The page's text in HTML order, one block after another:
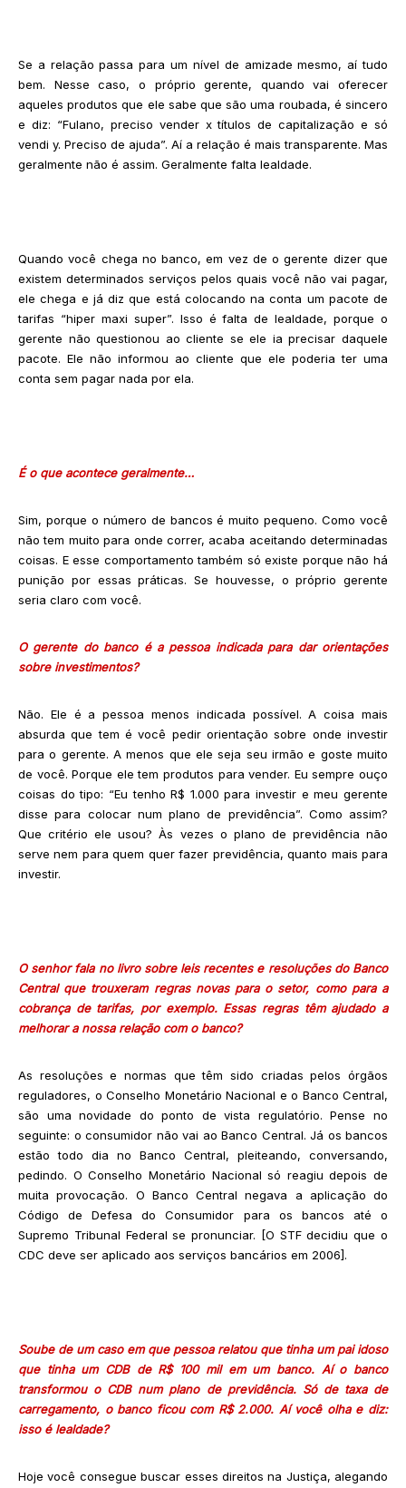
Se a relação passa para um nível de amizade mesmo, aí tudo
bem. Nesse caso, o próprio gerente, quando vai oferecer
aqueles produtos que ele sabe que são uma roubada, é sincero
e diz: “Fulano, preciso vender x títulos de capitalização e só
vendi y. Preciso de ajuda”. Aí a relação é mais transparente. Mas
geralmente não é assim. Geralmente falta lealdade.
Quando você chega no banco, em vez de o gerente dizer que
existem determinados serviços pelos quais você não vai pagar,
ele chega e já diz que está colocando na conta um pacote de
tarifas “hiper maxi super”. Isso é falta de lealdade, porque o
gerente não questionou ao cliente se ele ia precisar daquele
pacote. Ele não informou ao cliente que ele poderia ter uma
conta sem pagar nada por ela.
É o que acontece geralmente…
Sim, porque o número de bancos é muito pequeno. Como você
não tem muito para onde correr, acaba aceitando determinadas
coisas. E esse comportamento também só existe porque não há
punição por essas práticas. Se houvesse, o próprio gerente
seria claro com você.
O gerente do banco é a pessoa indicada para dar orientações
sobre investimentos?
Não. Ele é a pessoa menos indicada possível. A coisa mais
absurda que tem é você pedir orientação sobre onde investir
para o gerente. A menos que ele seja seu irmão e goste muito
de você. Porque ele tem produtos para vender. Eu sempre ouço
coisas do tipo: “Eu tenho R$ 1.000 para investir e meu gerente
disse para colocar num plano de previdência”. Como assim?
Que critério ele usou? Às vezes o plano de previdência não
serve nem para quem quer fazer previdência, quanto mais para
investir.
O senhor fala no livro sobre leis recentes e resoluções do Banco
Central que trouxeram regras novas para o setor, como para a
cobrança de tarifas, por exemplo. Essas regras têm ajudado a
melhorar a nossa relação com o banco?
As resoluções e normas que têm sido criadas pelos órgãos
reguladores, o Conselho Monetário Nacional e o Banco Central,
são uma novidade do ponto de vista regulatório. Pense no
seguinte: o consumidor não vai ao Banco Central. Já os bancos
estão todo dia no Banco Central, pleiteando, conversando,
pedindo. O Conselho Monetário Nacional só reagiu depois de
muita provocação. O Banco Central negava a aplicação do
Código de Defesa do Consumidor para os bancos até o
Supremo Tribunal Federal se pronunciar. [O STF decidiu que o
CDC deve ser aplicado aos serviços bancários em 2006].
Soube de um caso em que pessoa relatou que tinha um pai idoso
que tinha um CDB de R$ 100 mil em um banco. Aí o banco
transformou o CDB num plano de previdência. Só de taxa de
carregamento, o banco ficou com R$ 2.000. Aí você olha e diz:
isso é lealdade?
Hoje você consegue buscar esses direitos na Justiça, alegando